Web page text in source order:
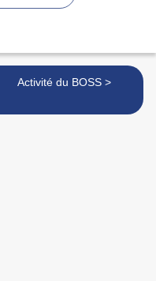
Activité du BOSS >